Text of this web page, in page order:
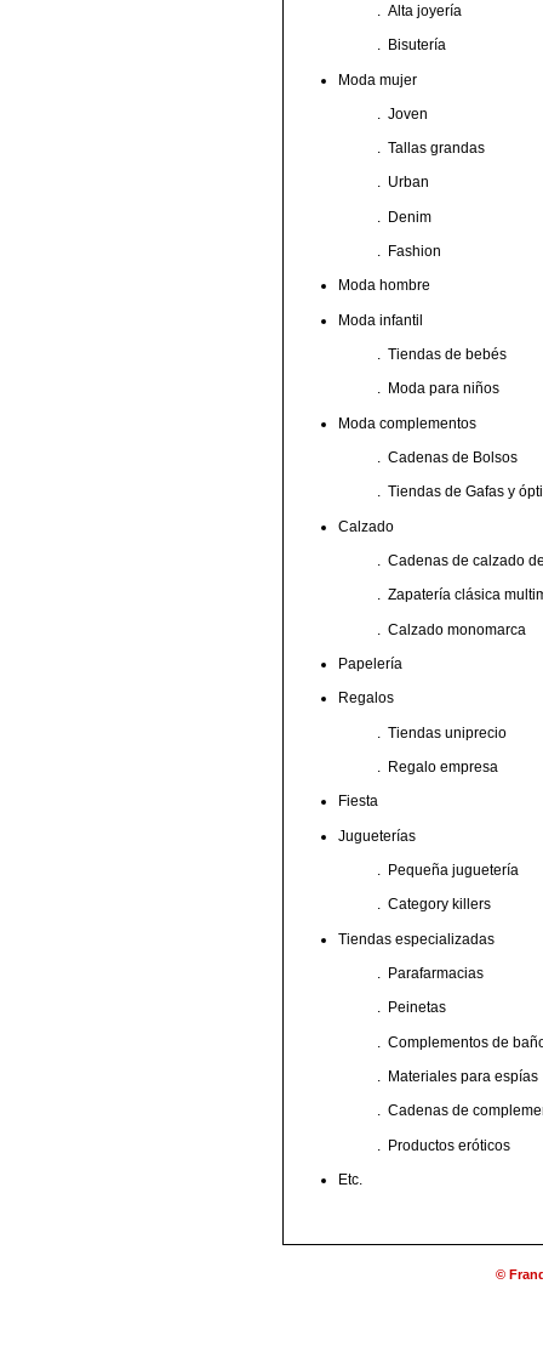
. Alta joyería
. Bisutería
Moda mujer
. Joven
. Tallas grandas
. Urban
. Denim
. Fashion
Moda hombre
Moda infantil
. Tiendas de bebés
. Moda para niños
Moda complementos
. Cadenas de Bolsos
. Tiendas de Gafas y
Calzado
. Cadenas de calzado
. Zapatería clásica
Calzado monomarca
Papelería
Regalos
Tiendas uniprecio
. Regalo empresa
Fiesta
Jugueterías
. Pequeña juguetería
. Category killers
Tiendas especializadas
. Parafarmacias
. Peinetas
Complementos de
. Materiales para espías
. Cadenas de
Productos eróticos
Etc.
©